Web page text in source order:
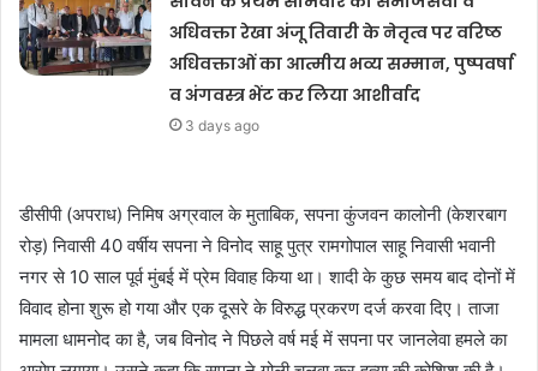
अधिवक्ता रेखा अंजू तिवारी के नेतृत्व पर वरिष्ठ
अधिवक्ताओं का आत्मीय भव्य सम्मान, पुष्पवर्षा
व अंगवस्त्र भेंट कर लिया आशीर्वाद
3 days ago
डीसीपी (अपराध) निमिष अग्रवाल के मुताबिक, सपना कुंजवन कालोनी (केशरबाग
रोड़) निवासी 40 वर्षीय सपना ने विनोद साहू पुत्र रामगोपाल साहू निवासी भवानी
नगर से 10 साल पूर्व मुंबई में प्रेम विवाह किया था। शादी के कुछ समय बाद दोनों में
विवाद होना शुरू हो गया और एक दूसरे के विरुद्ध प्रकरण दर्ज करवा दिए। ताजा
मामला धामनोद का है, जब विनोद ने पिछले वर्ष मई में सपना पर जानलेवा हमले का